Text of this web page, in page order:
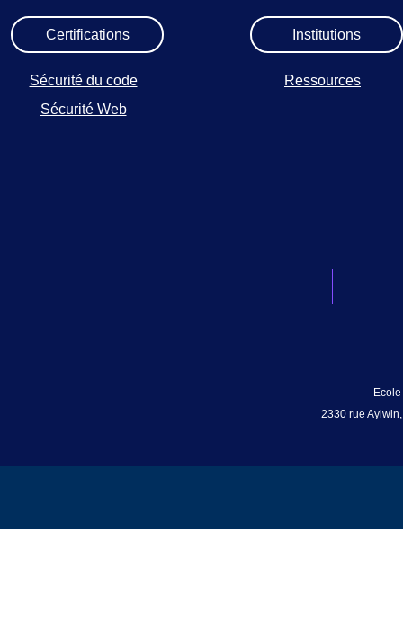
Certifications
Sécurité du code
Sécurité Web
Institutions
Ressources
2330 rue